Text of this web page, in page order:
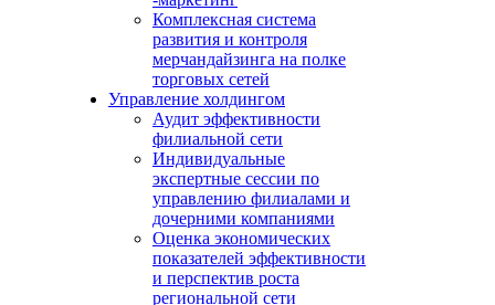
Комплексная система
развития и контроля
мерчандайзинга на полке
торговых сетей
Управление холдингом
Аудит эффективности
филиальной сети
Индивидуальные
экспертные сессии по
управлению филиалами и
дочерними компаниями
Оценка экономических
показателей эффективности
и перспектив роста
региональной сети